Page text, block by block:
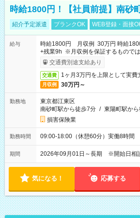
時給1800円！【社員前提】南砂
紹介予定派遣 ブランクOK WEB登録・面接
給与
時給1800円 月収例 30万円 時給
+残業9h ※月収例を保証するものでは
交通費別途支給あり
交通費 1ヶ月3万円を上限として実費
月収例 30万円～
勤務地
東京都江東区
南砂町駅から徒歩7分 / 東陽町駅か
損害保険業
勤務時間 09:00-18:00（休憩60分）実働8時間
期間 2026年09月01日～長期 ※開始日相
気になる！ 応募する